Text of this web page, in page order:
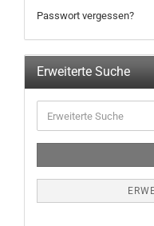
Passwort vergessen?
Erweiterte Suche